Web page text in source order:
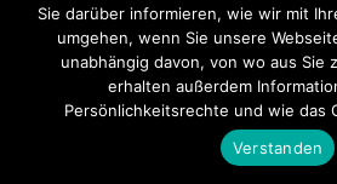
Sie darüber informieren, wie wir mit
umgehen, wenn Sie unsere
unabhängig davon, von wo aus Sie
erhalten außerdem
Persönlichkeitsrechte und wie das
Verstanden